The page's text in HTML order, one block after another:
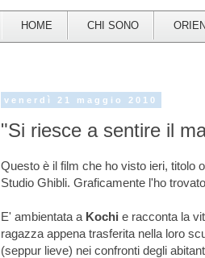
HOME CHI SONO
venerdì 21 maggio 2010
"Si riesce a sentire il
Questo è il film che ho visto ieri, titolo
Studio Ghibli. Graficamente l'ho
E' ambientata a Kochi e racconta la
ragazza appena trasferita nella loro
(seppur lieve) nei confronti degli